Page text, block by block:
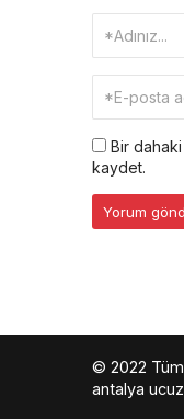
Bir
kaydet.
© 2022 Tüm
antalya